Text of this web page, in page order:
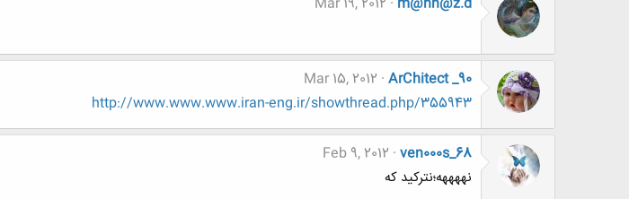
ArChitect _90
Mar 15, 2012
http://www.www.www.iran-eng.ir/showthread.php/355943
ven000s_68
Feb 9, 2012
نههههه؛نترکید که